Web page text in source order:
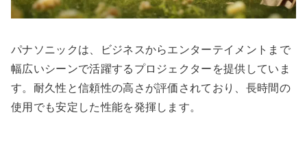
パナソニックは、ビジネスからエンターテイメントまで
幅広いシーンで活躍するプロジェクターを提供していま
す。耐久性と信頼性の高さが評価されており、長時間の
使用でも安定した性能を発揮します。